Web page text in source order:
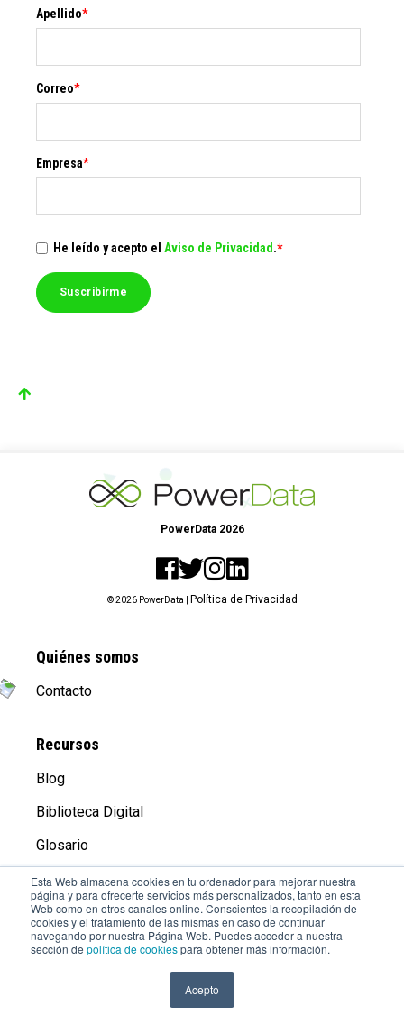
Esta Web almacena cookies en tu ordenador para mejorar nuestra
página y para ofrecerte servicios más personalizados, tanto en esta
Web como en otros canales online. Conscientes la recopilación de
cookies y el tratamiento de las mismas en caso de continuar
navegando por nuestra Página Web. Puedes acceder a nuestra
sección de política de cookiespara obtener más información.
Acepto
Apellido*
Correo*
Empresa*
He leído y acepto el Aviso de Privacidad.*
PowerData 2026
© 2026 PowerData | Política de Privacidad
Quiénes somos
Contacto
Recursos
Blog
Biblioteca Digital
Glosario
Compañía
Aviso Legal